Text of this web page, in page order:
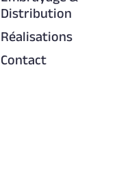
Distribution
Réalisations
Contact